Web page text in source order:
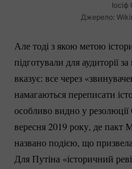
Іосіф
Джерело:
Але тоді з якою метою
підготували для аудиторії
вказує: все через
намагаються переписати
особливо видно у
вересня 2019 року, де пакт
названо подією, що
Для Путіна «історичний